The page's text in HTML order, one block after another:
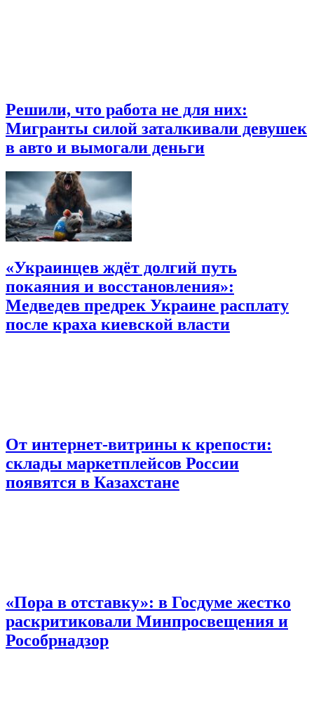
Решили, что работа не для них:
Мигранты силой заталкивали девушек
в авто и вымогали деньги
«Украинцев ждёт долгий путь
покаяния и восстановления»:
Медведев предрек Украине расплату
после краха киевской власти
От интернет-витрины к крепости:
склады маркетплейсов России
появятся в Казахстане
«Пора в отставку»: в Госдуме жестко
раскритиковали Минпросвещения и
Рособрнадзор